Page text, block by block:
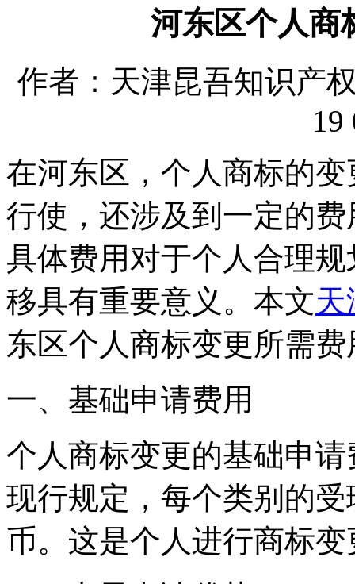
河东区个人商
作者：天津昆吾知识产
19
在河东区，个人商标的
行使，还涉及到一定的
具体费用对于个人合理
移具有重要意义。本文
东区个人商标变更所需
一、基础申请费用
个人商标变更的基础申
现行规定，每个类别的
币。这是个人进行商标